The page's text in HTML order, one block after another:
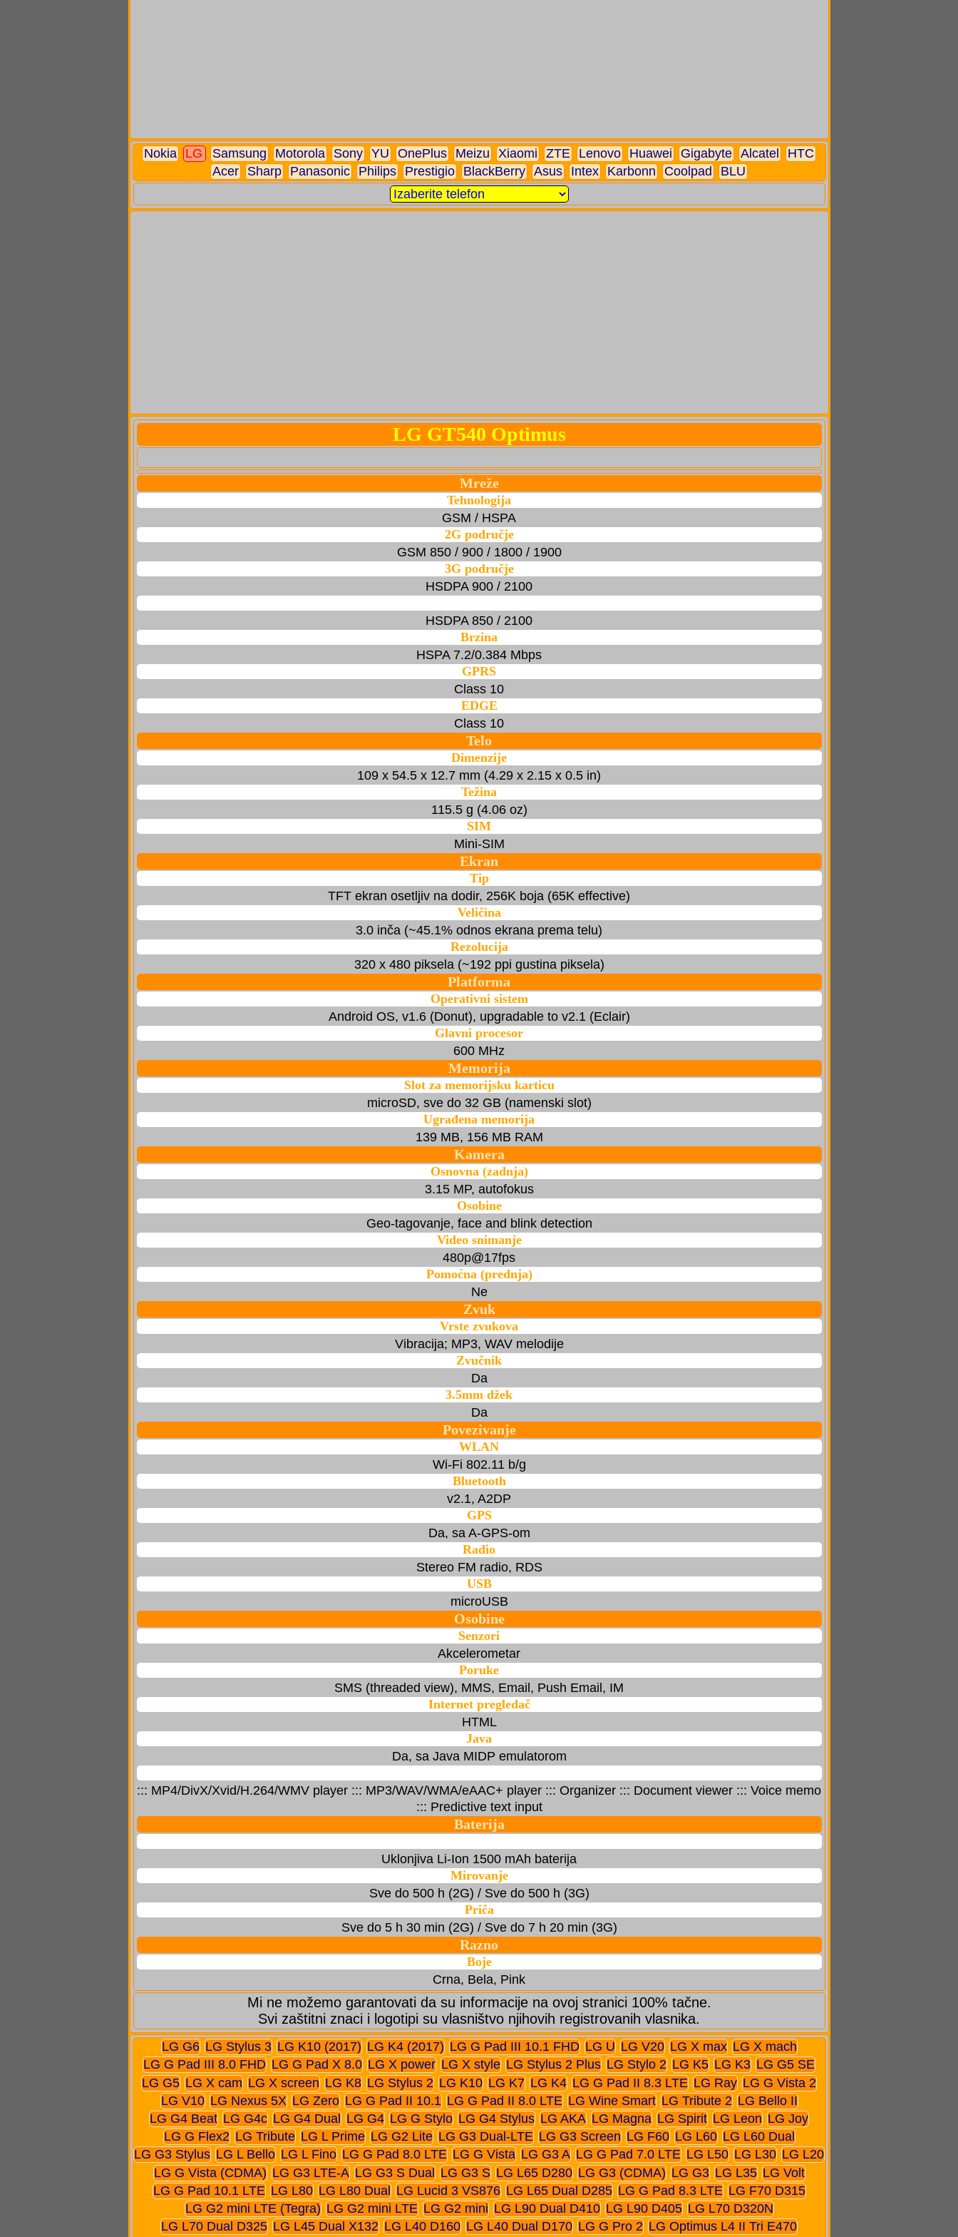
Nokia LG Samsung Motorola Sony YU OnePlus Meizu Xiaomi ZTE Lenovo Huawei Gigabyte Alcatel
HTC
Acer
Sharp Panasonic Philips Prestigio BlackBerry Asus Intex Karbonn Coolpad BLU
LG GT540 Optimus
Mreže
Tehnologija
GSM / HSPA
2G područje
GSM 850 / 900 / 1800 / 1900
3G područje
HSDPA 900 / 2100
HSDPA 850 / 2100
Brzina
HSPA 7.2/0.384 Mbps
GPRS
Class 10
EDGE
Class 10
Telo
Dimenzije
109 x 54.5 x 12.7 mm (4.29 x 2.15 x 0.5 in)
Težina
115.5 g (4.06 oz)
SIM
Mini-SIM
Ekran
Tip
TFT ekran osetljiv na dodir, 256K boja (65K effective)
Veličina
3.0 inča (~45.1% odnos ekrana prema telu)
Rezolucija
320 x 480 piksela (~192 ppi gustina piksela)
Platforma
Operativni sistem
Android OS, v1.6 (Donut), upgradable to v2.1 (Eclair)
Glavni procesor
600 MHz
Memorija
Slot za memorijsku karticu
microSD, sve do 32 GB (namenski slot)
Ugrađena memorija
139 MB, 156 MB RAM
Kamera
Osnovna (zadnja)
3.15 MP, autofokus
Osobine
Geo-tagovanje, face and blink detection
Video snimanje
480p@17fps
Pomoćna (prednja)
Ne
Zvuk
Vrste zvukova
Vibracija; MP3, WAV melodije
Zvučnik
Da
3.5mm džek
Da
Povezivanje
WLAN
Wi-Fi 802.11 b/g
Bluetooth
v2.1, A2DP
GPS
Da, sa A-GPS-om
Radio
Stereo FM radio, RDS
USB
microUSB
Osobine
Senzori
Akcelerometar
Poruke
SMS (threaded view), MMS, Email, Push Email, IM
Internet pregledač
HTML
Java
Da, sa Java MIDP emulatorom
::: MP4/DivX/Xvid/H.264/WMV player ::: MP3/WAV/WMA/eAAC+ player ::: Organizer ::: Document viewer ::: Voice memo
::: Predictive text input
Baterija
Uklonjiva Li-Ion 1500 mAh baterija
Mirovanje
Sve do 500 h (2G) / Sve do 500 h (3G)
Priča
Sve do 5 h 30 min (2G) / Sve do 7 h 20 min (3G)
Razno
Boje
Crna, Bela, Pink
Mi ne možemo garantovati da su informacije na ovoj stranici 100% tačne.
Svi zaštitni znaci i logotipi su vlasništvo njihovih registrovanih vlasnika.
LG G6 LG Stylus 3 LG K10 (2017) LG K4 (2017) LG G Pad III 10.1 FHD LG U LG V20 LG X max LG X mach
LG G Pad III 8.0 FHD LG G Pad X 8.0 LG X power LG X style LG Stylus 2 Plus LG Stylo 2 LG K5 LG K3 LG G5 SE
LG G5 LG X cam LG X screen LG K8 LG Stylus 2 LG K10 LG K7 LG K4 LG G Pad II 8.3 LTE LG Ray LG G Vista 2
LG V10 LG Nexus 5X LG Zero LG G Pad II 10.1 LG G Pad II 8.0 LTE LG Wine Smart LG Tribute 2 LG Bello II
LG G4 Beat LG G4c LG G4 Dual LG G4 LG G Stylo LG G4 Stylus LG AKA LG Magna LG Spirit LG Leon LG Joy
LG G Flex2 LG Tribute LG L Prime LG G2 Lite LG G3 Dual-LTE LG G3 Screen LG F60 LG L60 LG L60 Dual
LG G3 Stylus LG L Bello LG L Fino LG G Pad 8.0 LTE LG G Vista LG G3 A LG G Pad 7.0 LTE LG L50 LG L30 LG L20
LG G Vista (CDMA) LG G3 LTE-A LG G3 S Dual LG G3 S LG L65 D280 LG G3 (CDMA) LG G3 LG L35 LG Volt
LG G Pad 10.1 LTE LG L80 LG L80 Dual LG Lucid 3 VS876 LG L65 Dual D285 LG G Pad 8.3 LTE LG F70 D315
LG G2 mini LTE (Tegra) LG G2 mini LTE LG G2 mini LG L90 Dual D410 LG L90 D405 LG L70 D320N
LG L70 Dual D325 LG L45 Dual X132 LG L40 D160 LG L40 Dual D170 LG G Pro 2 LG Optimus L4 II Tri E470